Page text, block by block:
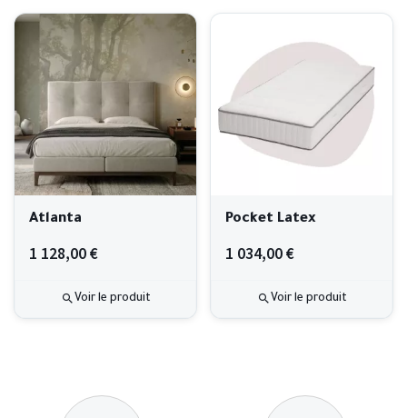
Atlanta
1 128,00 €
Voir le produit
Pocket Latex
1 034,00 €
Voir le produit